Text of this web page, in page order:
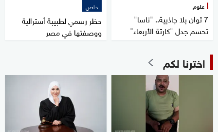
علوم
7 ثوان بلا جاذبية.. "ناسا"
تحسم جدل "كارثة الأربعاء"
خاص
حظر رسمي لطبيبة أسترالية
ووصفتها في مصر
اخترنا لكم